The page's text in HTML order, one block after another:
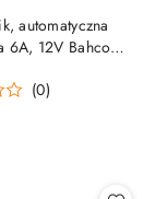
automatyczna
6A, 12V Bahco
(0)